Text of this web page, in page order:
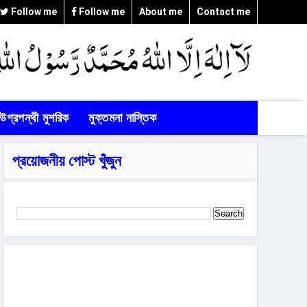
Follow me Follow me About me Contact me
উগ্রপন্থী মুশরিক মুক্তমনা নাস্তিক
প্রয়োজনীয় পোস্ট খুঁজুন